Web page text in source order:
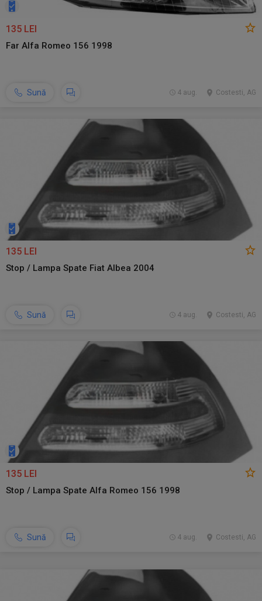
135 LEI
Far Alfa Romeo 156 1998
Sună Costesti, AG
4 aug.
135 LEI
Stop / Lampa Spate Fiat Albea 2004
Sună Costesti, AG
4 aug.
135 LEI
Stop / Lampa Spate Alfa Romeo 156 1998
Sună Costesti, AG
4 aug.